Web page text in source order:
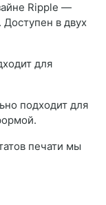
Ripple —
в двух
для
подходит для
печати мы